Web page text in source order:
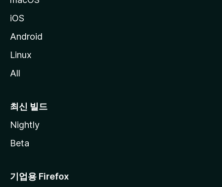
iOS
Android
Linux
All
최신 빌드
Nightly
Beta
기업용 Firefox